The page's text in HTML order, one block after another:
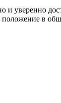
и уверенно
в